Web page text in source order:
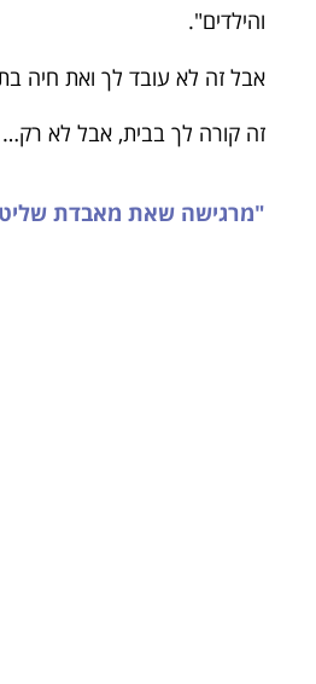
והילדים".
אבל זה לא עובד לך ואת חיה
זה קורה לך בבית, אבל לא
"מרגישה שאת מאבדת